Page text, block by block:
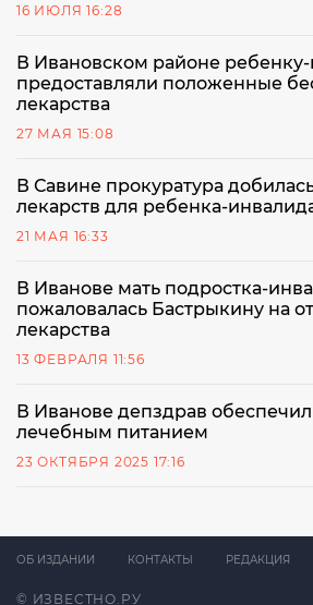
16 ИЮЛЯ 16:28
В Ивановском районе
предоставляли положенные
лекарства
27 МАЯ 15:08
В Савине прокуратура
лекарств для ребенка-
21 МАЯ 16:33
В Иванове мать подростка-
пожаловалась Бастрыкину на
лекарства
13 ФЕВРАЛЯ 11:56
В Иванове депздрав
лечебным питанием
23 ОКТЯБРЯ 2025 17:16
© ИЗВЕСТНО.РУ
ОБ ИЗДАНИИ КОНТАКТЫ РЕДАКЦИЯ